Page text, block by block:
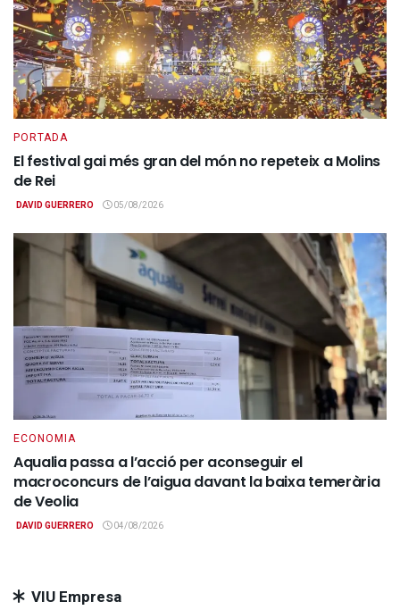
PORTADA
El festival gai més gran del món no repeteix a Molins
de Rei
DAVID GUERRERO 05/08/2026
ECONOMIA
Aqualia passa a l’acció per aconseguir el
macroconcurs de l’aigua davant la baixa temerària
de Veolia
DAVID GUERRERO 04/08/2026
VIU Empresa